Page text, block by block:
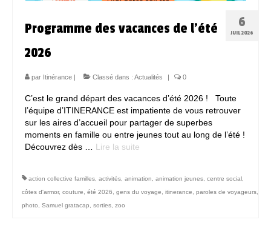
6
JUIL 2026
Programme des vacances de l’été
2026
par Itinérance | Classé dans : Actualités | 0
C’est le grand départ des vacances d’été 2026 ! Toute
l’équipe d’ITINERANCE est impatiente de vous retrouver
sur les aires d’accueil pour partager de superbes
moments en famille ou entre jeunes tout au long de l’été !
Découvrez dès … Lire la suite­­
action collective familles activités animation animation jeunes centre social
côtes d'armor, couture été 2026 gens du voyage itinerance paroles de voyageurs
photo
Samuel gratacap sorties zoo